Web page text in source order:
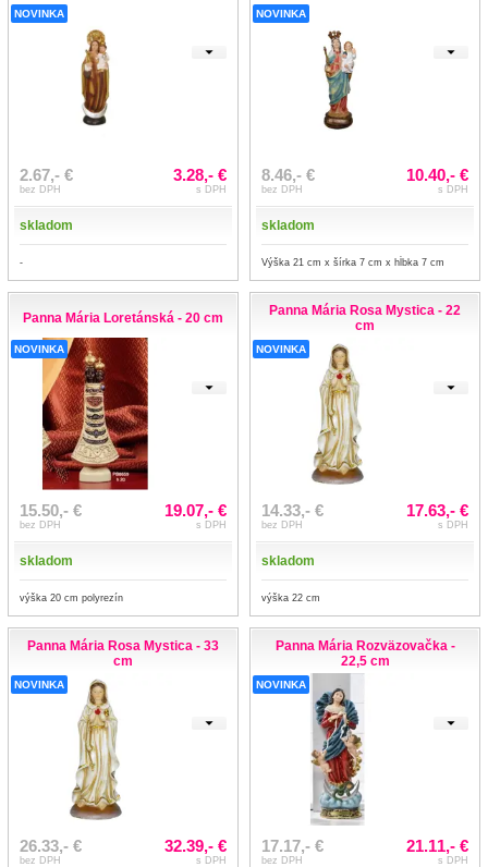
NOVINKA
2.67,- €
bez DPH
3.28,- €
s DPH
skladom
-
NOVINKA
8.46,- €
bez DPH
10.40,- €
s DPH
skladom
Výška 21 cm x šírka 7 cm x hĺbka 7 cm
Panna Mária Loretánská - 20 cm
NOVINKA
15.50,- €
bez DPH
19.07,- €
s DPH
skladom
výška 20 cm polyrezín
Panna Mária Rosa Mystica - 22
cm
NOVINKA
14.33,- €
bez DPH
17.63,- €
s DPH
skladom
výška 22 cm
Panna Mária Rosa Mystica - 33
cm
NOVINKA
26.33,- €
bez DPH
32.39,- €
s DPH
Panna Mária Rozväzovačka -
22,5 cm
NOVINKA
17.17,- €
bez DPH
21.11,- €
s DPH